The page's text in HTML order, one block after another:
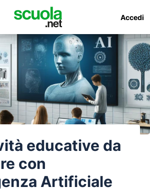
Accedi
educative da
con
Artificiale